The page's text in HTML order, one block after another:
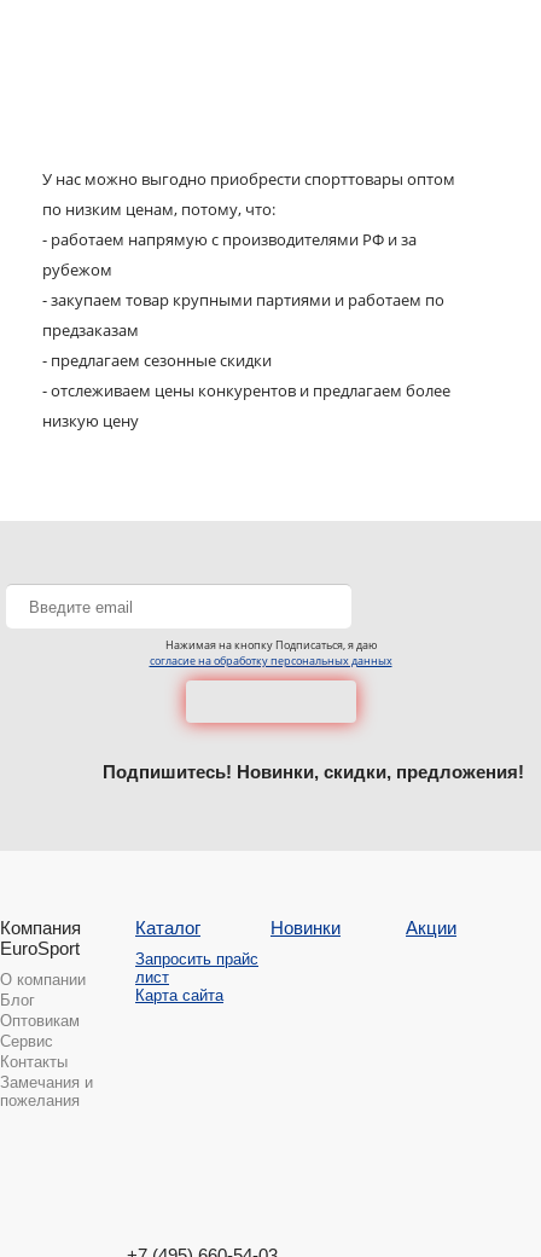
У нас можно выгодно приобрести спорттовары оптом
по низким ценам, потому, что:
- работаем напрямую с производителями РФ и за
рубежом
- закупаем товар крупными партиями и работаем по
предзаказам
- предлагаем сезонные скидки
- отслеживаем цены конкурентов и предлагаем более
низкую цену
Нажимая на кнопку Подписаться, я даю
согласие на обработку персональных данных
Подпишитесь! Новинки, скидки, предложения!
Компания
EuroSport
О компании
Блог
Оптовикам
Сервис
Контакты
Замечания и
пожелания
Каталог
Запросить прайс
лист
Карта сайта
Новинки Акции